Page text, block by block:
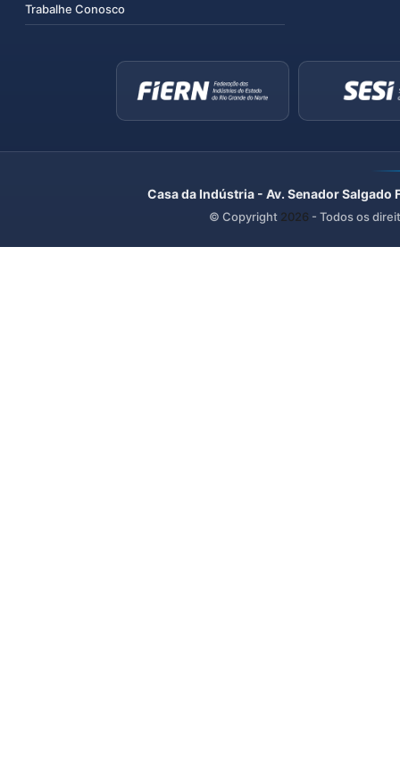
Trabalhe Conosco
Casa da Indústria - Av. Senador
© Copyright 2026 - Todos os